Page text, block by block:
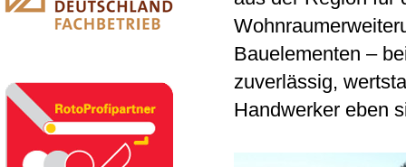
Bauelementen –
zuverlässig,
Handwerker eben